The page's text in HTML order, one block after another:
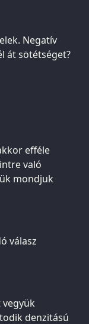
Negatív
át sötétséget?
efféle
való
mondjuk
válasz
vegyük
denzitású